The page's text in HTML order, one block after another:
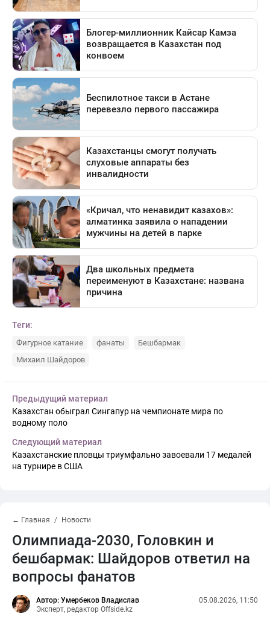
Теги:
Фигурное катание фанаты
Бешбармак
Михаил Шайдоров
Предыдущий материал
Казахстан обыграл Сингапур на чемпионате мира по
водному поло
Следующий материал
Казахстанские пловцы триумфально завоевали 17 медалей
на турнире в США
← Главная Новости
Олимпиада-2030, Головкин и
бешбармак: Шайдоров ответил на
вопросы фанатов
Автор: Умербеков Владислав
Эксперт, редактор Offside.kz
05.08.2026, 11:50